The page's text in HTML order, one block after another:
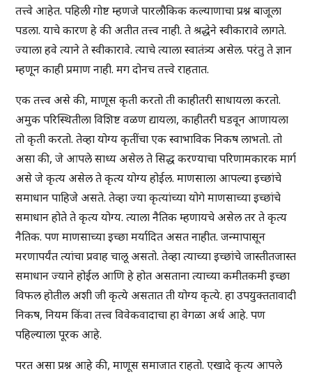
तत्त्वे आहेत. पहिली गोष्ट म्हणजे पारलौकिक कल्याणाचा प्रश्न बाजूला
पडला. याचे कारण हे की अतीत तत्त्व नाही. ते श्रद्धेने स्वीकारावे लागते.
ज्याला हवे त्याने ते स्वीकारावे. त्याचे त्याला स्वातंत्र्य असेल. परंतु ते ज्ञान
म्हणून काही प्रमाण नाही. मग दोनच तत्त्वे राहतात.
एक तत्त्व असे की, माणूस कृती करतो ती काहीतरी साधायला करतो.
अमुक परिस्थितीला विशिष्ट वळण द्यायला, काहीतरी घडवून आणायला
तो कृती करतो. तेव्हा योग्य कृतींचा एक स्वाभाविक निकष लाभतो. तो
असा की, जे आपले साध्य असेल ते सिद्ध करण्याचा परिणामकारक मार्ग
असे जे कृत्य असेल ते कृत्य योग्य होईल. माणसाला आपल्या इच्छांचे
समाधान पाहिजे असते. तेव्हा ज्या कृत्यांच्या योगे माणसाच्या इच्छांचे
समाधान होते ते कृत्य योग्य. त्याला नैतिक म्हणायचे असेल तर ते कृत्य
नैतिक. पण माणसाच्या इच्छा मर्यादित असत नाहीत. जन्मापासून
मरणापर्यंत त्यांचा प्रवाह चालू असतो. तेव्हा त्याच्या इच्छांचे जास्तीतजास्त
समाधान ज्याने होईल आणि हे होत असताना त्याच्या कमीतकमी इच्छा
विफल होतील अशी जी कृत्ये असतात ती योग्य कृत्ये. हा उपयुक्ततावादी
निकष, नियम किंवा तत्त्व विवेकवादाचा हा वेगळा अर्थ आहे. पण
पहिल्याला पूरक आहे.
परत असा प्रश्न आहे की, माणूस समाजात राहतो. एखादे कृत्य आपले